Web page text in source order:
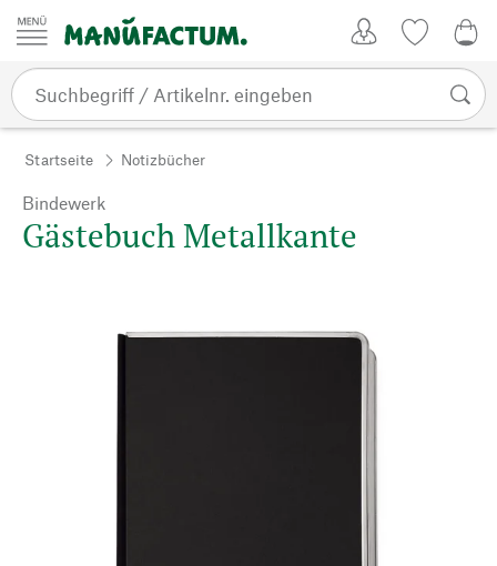
Zum Inhalt springen
Startseite Notizbücher
Bindewerk
Gästebuch Metallkante